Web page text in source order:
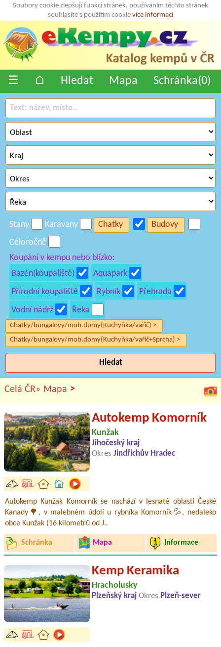
Soubory cookie zlepšují funkci stránek, používáním těchto stránek
souhlasíte s použitím cookie více informací
☰ ⌂ Hledat Mapa Schránka(0)
Stany Karavany Chatky
Budovy
Celoročně
Koupání v kempu nebo blízko:
Bazén(koupaliště)
Aquapark
Přírodní koupaliště
Rybník
Přehrada
Vodní nádrž
Řeka
Chatky/bungalovy/mob.domy(Kuchyňka/vařič) >
Chatky/bungalovy/mob.domy(Kuchyňka/vařič+Sprcha) >
Hledat
Celá ČR» Mapa >
Autokemp Komorník
Kunžak
Jihočeský kraj
Okres Jindřichův Hradec
Autokemp Kunžak Komorník se nachází v lesnaté oblasti České
Kanady🌳, v malebném údolí u rybníka Komorník💦, nedaleko
obce Kunžak (16 kilometrů od J..
Schránka Mapa Informace
Kemp Keramika
Hracholusky
Plzeňský kraj Okres Plzeň-sever